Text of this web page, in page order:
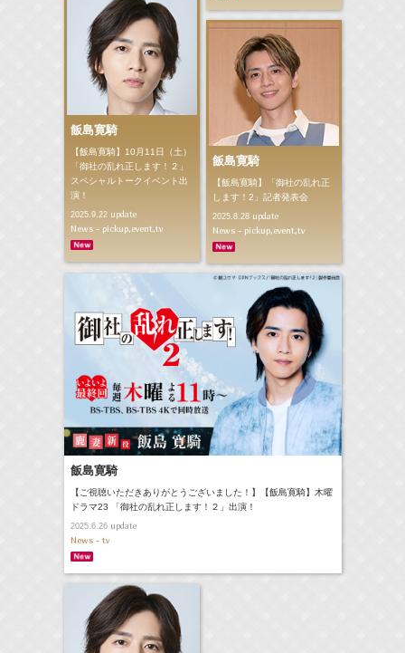
飯島寛騎
【飯島寛騎】10月11日（土）
「御社の乱れ正します！２」
スペシャルトークイベント出
演！
2025.9.22update
News - pickup,event,tv
飯島寛騎
【飯島寛騎】「御社の乱れ正
します！2」記者発表会
2025.8.28update
News - pickup,event,tv
飯島寛騎
【ご視聴いただきありがとうございました！】【飯島寛騎】木曜
ドラマ23 「御社の乱れ正します！２」出演！
2025.6.26update
News - tv